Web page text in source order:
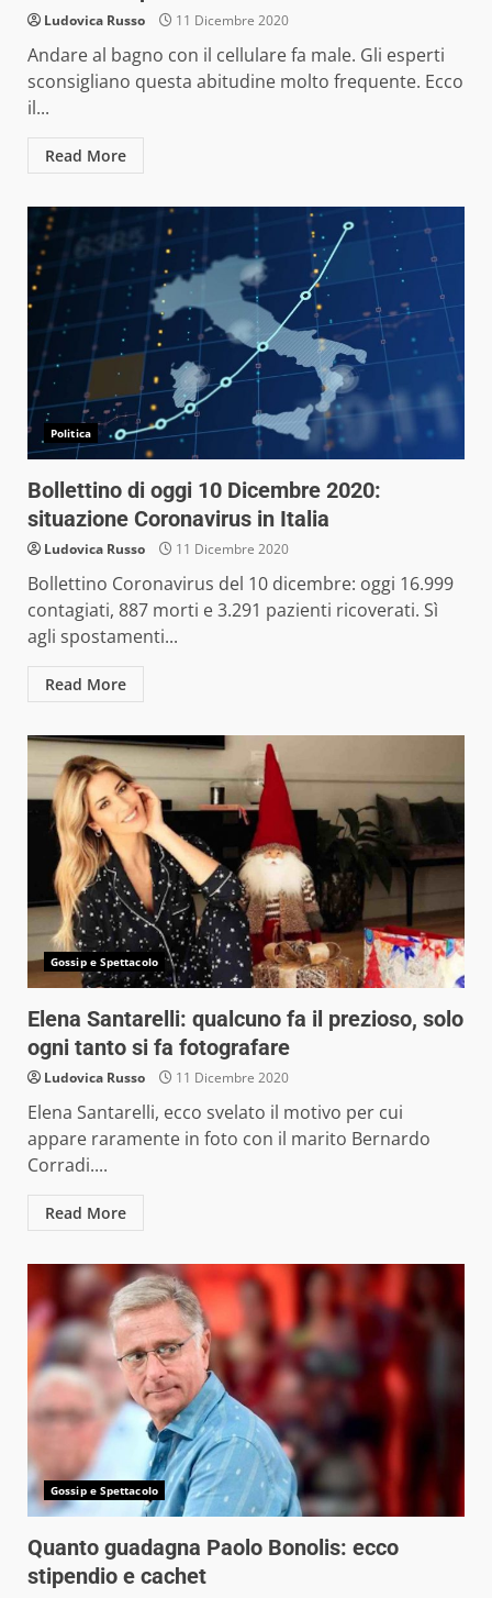
Ludovica Russo 11 Dicembre 2020
Andare al bagno con il cellulare fa male. Gli esperti
sconsigliano questa abitudine molto frequente. Ecco
il...
Read More
Politica
Bollettino di oggi 10 Dicembre 2020:
situazione Coronavirus in Italia
Ludovica Russo 11 Dicembre 2020
Bollettino Coronavirus del 10 dicembre: oggi 16.999
contagiati, 887 morti e 3.291 pazienti ricoverati. Sì
agli spostamenti...
Read More
Gossip e Spettacolo
Elena Santarelli: qualcuno fa il prezioso, solo
ogni tanto si fa fotografare
Ludovica Russo 11 Dicembre 2020
Elena Santarelli, ecco svelato il motivo per cui
appare raramente in foto con il marito Bernardo
Corradi....
Read More
Gossip e Spettacolo
Quanto guadagna Paolo Bonolis: ecco
stipendio e cachet